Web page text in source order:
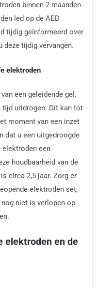
binnen 2 maanden
led op de AED
tijdig geïnformeerd over
deze tijdig vervangen.
elektroden
een geleidende gel.
tijd uitdrogen. Dit kan tot
moment van een inzet
dat u een uitgedroogde
elektroden een
houdbaarheid van de
circa 2,5 jaar. Zorg er
elektroden set,
niet is verlopen op
elektroden en de